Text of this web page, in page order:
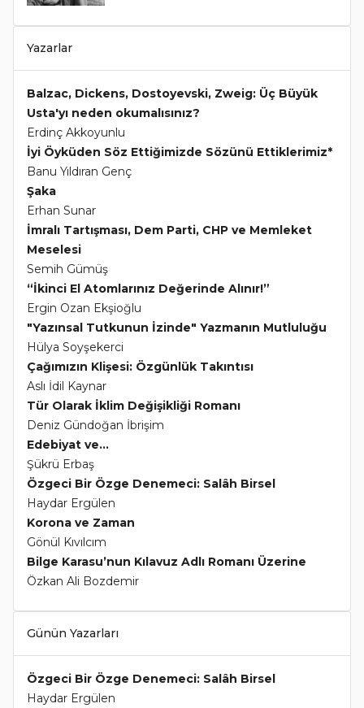
Yazarlar
Balzac, Dickens, Dostoyevski, Zweig: Üç Büyük
Usta'yı neden okumalısınız?
Erdinç Akkoyunlu
İyi Öyküden Söz Ettiğimizde Sözünü Ettiklerimiz*
Banu Yıldıran Genç
Şaka
Erhan Sunar
İmralı Tartışması, Dem Parti, CHP ve Memleket
Meselesi
Semih Gümüş
“İkinci El Atomlarınız Değerinde Alınır!”
Ergin Ozan Ekşioğlu
"Yazınsal Tutkunun İzinde" Yazmanın Mutluluğu
Hülya Soyşekerci
Çağımızın Klişesi: Özgünlük Takıntısı
Aslı İdil Kaynar
Tür Olarak İklim Değişikliği Romanı
Deniz Gündoğan İbrişim
Edebiyat ve...
Şükrü Erbaş
Özgeci Bir Özge Denemeci: Salâh Birsel
Haydar Ergülen
Korona ve Zaman
Gönül Kıvılcım
Bilge Karasu’nun Kılavuz Adlı Romanı Üzerine
Özkan Ali Bozdemir
Günün Yazarları
Özgeci Bir Özge Denemeci: Salâh Birsel
Haydar Ergülen